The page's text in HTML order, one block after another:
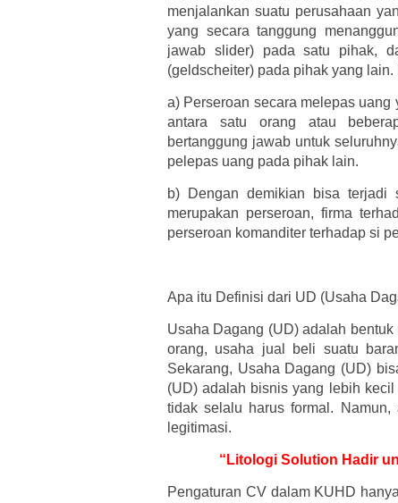
menjalankan suatu perusahaan
yang secara tanggung
jawab slider) pada satu pihak,
(geldscheiter) pada pihak yang
a) Perseroan secara melepas
antara satu orang atau
bertanggung jawab untuk
pelepas uang pada pihak lain.
b)
Dengan demikian bisa
merupakan perseroan, firma
perseroan komanditer terhadap si
Apa itu Definisi dari UD (Usaha
Usaha Dagang (UD) adalah
orang, usaha jual beli suatu
Sekarang, Usaha Dagang (UD)
(UD) adalah bisnis yang lebih
tidak selalu harus formal.
legitimasi.
“Litologi Solution Hadir
Pengaturan CV dalam KUHD